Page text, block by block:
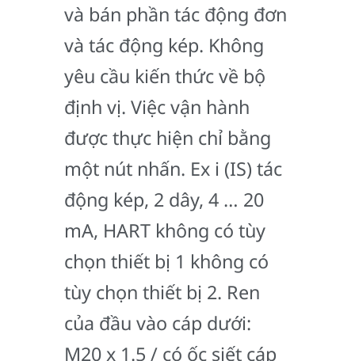
và bán phần tác động đơn
và tác động kép. Không
yêu cầu kiến thức về bộ
định vị. Việc vận hành
được thực hiện chỉ bằng
một nút nhấn. Ex i (IS) tác
động kép, 2 dây, 4 … 20
mA, HART không có tùy
chọn thiết bị 1 không có
tùy chọn thiết bị 2. Ren
của đầu vào cáp dưới:
M20 x 1.5 / có ốc siết cáp